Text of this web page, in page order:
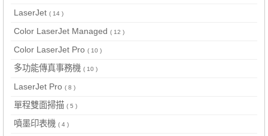
LaserJet ( 14 )
Color LaserJet Managed ( 12 )
Color LaserJet Pro ( 10 )
多功能傳真事務機 ( 10 )
LaserJet Pro ( 8 )
單程雙面掃描 ( 5 )
噴墨印表機 ( 4 )